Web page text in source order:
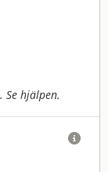
Se hjälpen.
